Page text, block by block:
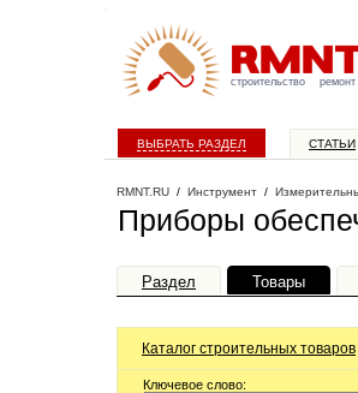
строительство ремонт
ВЫБРАТЬ РАЗДЕЛ СТАТЬИ
RMNT.RU / Инструмент /
Приборы
Раздел Товары
Каталог строительных товаров
Ключевое слово: